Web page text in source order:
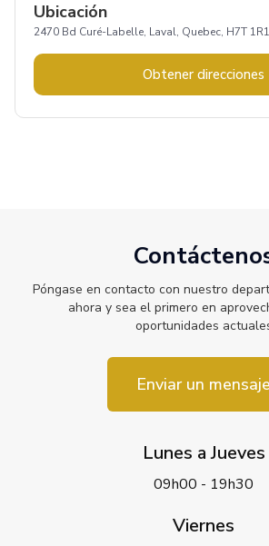
Ubicación
2470 Bd Curé-Labelle, Laval, Quebec, H7T
Obtener direcciones
Póngase en contacto con nuestro
ahora y sea el primero en
oportunidades
Enviar un mensaje
Lunes a Jueves
09h00 - 19h30
Viernes